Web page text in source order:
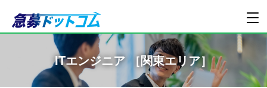
ITエンジニア ［関東エリア］